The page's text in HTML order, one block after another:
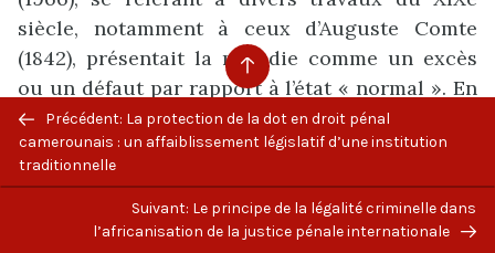
siècle, notamment à ceux d’Auguste Comte
(1842), présentait la maladie comme un excès
ou un défaut par rapport à l’état « normal ». En
outre, si Claude Bernard (1865) la prenait pour
l’expression troublée d’une fonction
« normale », Bergeret (1985, p.19) la trouvait
plus d’un siècle plus tard, comme constituée
par une privation et un remaniement liés à une
Précédent: La protection de la dot en droit pénal
camerounais : un affaiblissement législatif d’une institution
traditionnelle
Suivant: Le principe de la légalité criminelle dans
l’africanisation de la justice pénale internationale